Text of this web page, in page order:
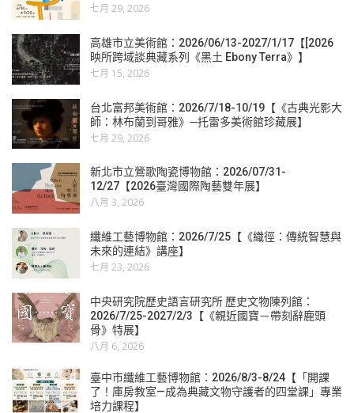
七月 29, 2026
高雄市立美術館：2026/06/13-2027/1/17【[2026
映所跨域談典藏系列《黑土 Ebony Terra》】
七月 15, 2026
台北富邦美術館：2026/7/18-10/19【《古典光影大
師：林布蘭到哥雅》─托雷多美術館珍藏展】
七月 29, 2026
新北市立鶯歌陶瓷博物館：2026/07/31-
12/27【2026臺灣國際陶藝雙年展】
八月 3, 2026
纖維工藝博物館：2026/7/25【《織徑：傳統智慧與
未來的連結》講座】
七月 23, 2026
中央研究院歷史語言研究所 歷史文物陳列館：
2026/7/25-2027/2/3【《親近國寶－帶刻辭鹿頭
骨》特展】
八月 6, 2026
臺中市纖維工藝博物館：2026/8/3-8/24【「開課
了！庫房教室—成為典藏文物守護者的四堂課」專業
培力課程】